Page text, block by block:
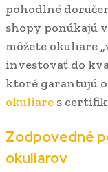
pohodlné
shopy ponúkajú
môžete okuliare
investovať do
ktoré garantujú
okuliare s
Zodpovedné
okuliarov